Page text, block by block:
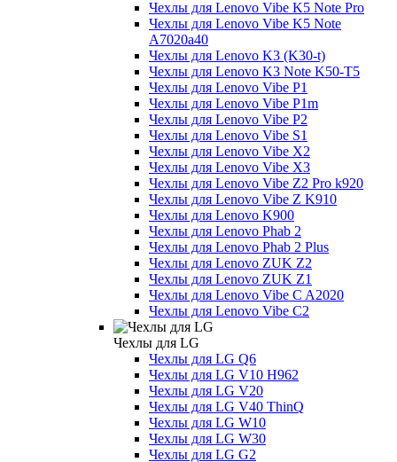
Чехлы для Lenovo Vibe K5 Note Pro
Чехлы для Lenovo Vibe K5 Note
A7020a40
Чехлы для Lenovo K3 (K30-t)
Чехлы для Lenovo K3 Note K50-T5
Чехлы для Lenovo Vibe P1
Чехлы для Lenovo Vibe P1m
Чехлы для Lenovo Vibe P2
Чехлы для Lenovo Vibe S1
Чехлы для Lenovo Vibe X2
Чехлы для Lenovo Vibe X3
Чехлы для Lenovo Vibe Z2 Pro k920
Чехлы для Lenovo Vibe Z K910
Чехлы для Lenovo K900
Чехлы для Lenovo Phab 2
Чехлы для Lenovo Phab 2 Plus
Чехлы для Lenovo ZUK Z2
Чехлы для Lenovo ZUK Z1
Чехлы для Lenovo Vibe C A2020
Чехлы для Lenovo Vibe C2
Чехлы для LG
Чехлы для LG Q6
Чехлы для LG V10 H962
Чехлы для LG V20
Чехлы для LG V40 ThinQ
Чехлы для LG W10
Чехлы для LG W30
Чехлы для LG G2